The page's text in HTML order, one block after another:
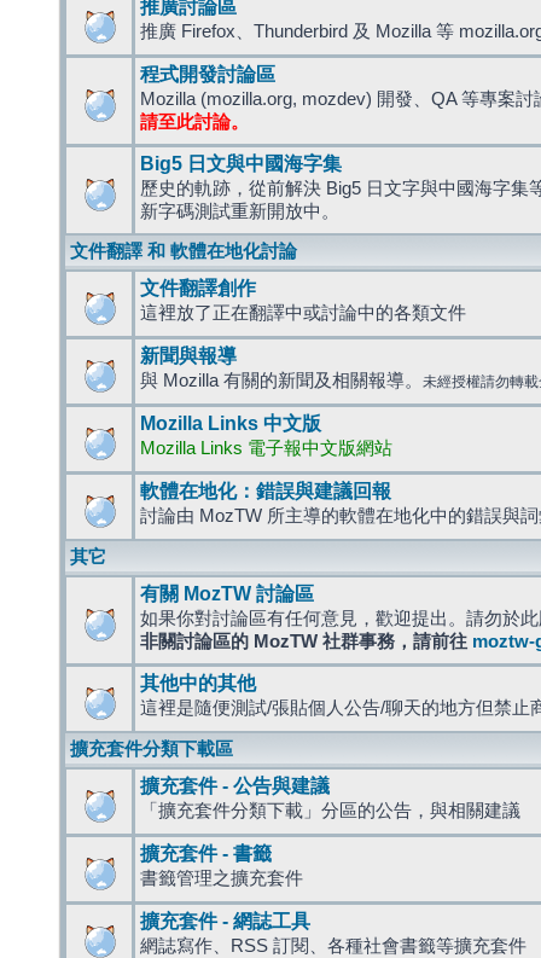
推廣討論區
推廣 Firefox、Thunderbird 及 Mozilla 等
程式開發討論區
Mozilla (mozilla.org, mozdev) 開發、QA 等專案討
請至此討論。
Big5 日文與中國海字集
歷史的軌跡，從前解決 Big5 日文字與中國海字集
新字碼測試重新開放中。
文件翻譯 和 軟體在地化討論
文件翻譯創作
這裡放了正在翻譯中或討論中的各類文件
新聞與報導
與 Mozilla 有關的新聞及相關報導。 未經授權請勿轉
Mozilla Links 中文版
Mozilla Links 電子報中文版網站
軟體在地化：錯誤與建議回報
討論由 MozTW 所主導的軟體在地化中的錯誤與
其它
有關 MozTW 討論區
如果你對討論區有任何意見，歡迎提出。請勿於
非關討論區的 MozTW 社群事務，請前往 moztw-
其他中的其他
這裡是隨便測試/張貼個人公告/聊天的地方但禁止
擴充套件分類下載區
擴充套件 - 公告與建議
「擴充套件分類下載」分區的公告，與相關建議
擴充套件 - 書籤
書籤管理之擴充套件
擴充套件 - 網誌工具
網誌寫作、RSS 訂閱、各種社會書籤等擴充套件